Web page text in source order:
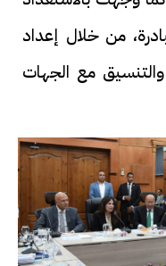
من خلال إعداد
والتنسيق مع الجهات